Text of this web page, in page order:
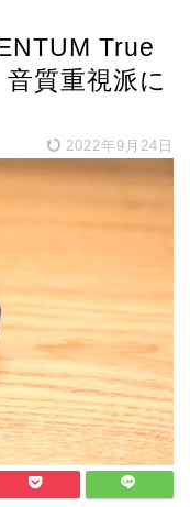
True
質重視派に
2022年9月24日